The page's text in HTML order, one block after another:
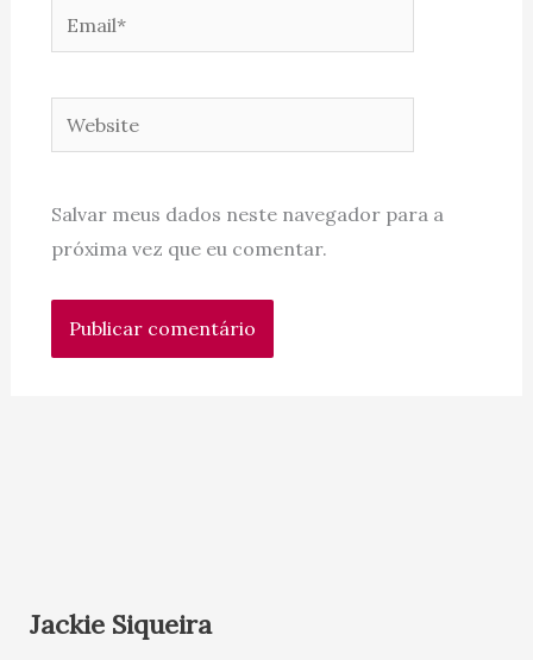
Email*
Website
Salvar meus dados neste navegador para a
próxima vez que eu comentar.
Jackie Siqueira